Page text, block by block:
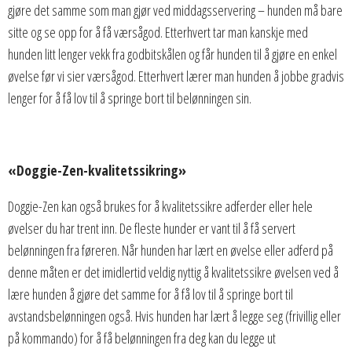
gjøre det samme som man gjør ved middagsservering – hunden må bare
sitte og se opp for å få værsågod. Etterhvert tar man kanskje med
hunden litt lenger vekk fra godbitskålen og får hunden til å gjøre en enkel
øvelse før vi sier værsågod. Etterhvert lærer man hunden å jobbe gradvis
lenger for å få lov til å springe bort til belønningen sin.
«Doggie-Zen-kvalitetssikring»
Doggie-Zen kan også brukes for å kvalitetssikre adferder eller hele
øvelser du har trent inn. De fleste hunder er vant til å få servert
belønningen fra føreren. Når hunden har lært en øvelse eller adferd på
denne måten er det imidlertid veldig nyttig å kvalitetssikre øvelsen ved å
lære hunden å gjøre det samme for å få lov til å springe bort til
avstandsbelønningen også. Hvis hunden har lært å legge seg (frivillig eller
på kommando) for å få belønningen fra deg kan du legge ut